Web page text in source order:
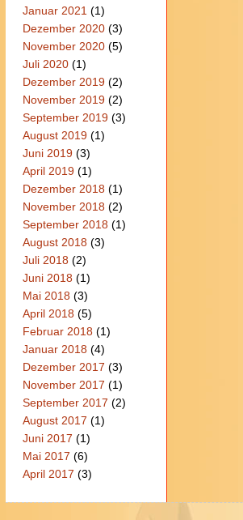
Januar 2021 (1)
Dezember 2020(3)
November 2020(5)
Juli 2020(1)
Dezember 2019(2)
November 2019(2)
September 2019(3)
August 2019(1)
Juni 2019(3)
April 2019(1)
Dezember 2018(1)
November 2018(2)
September 2018(1)
August 2018(3)
Juli 2018(2)
Juni 2018(1)
Mai 2018(3)
April 2018(5)
Februar 2018(1)
Januar 2018(4)
Dezember 2017 (3)
November 2017 (1)
September 2017 (2)
August 2017 (1)
Juni 2017 (1)
Mai 2017 (6)
April 2017 (3)